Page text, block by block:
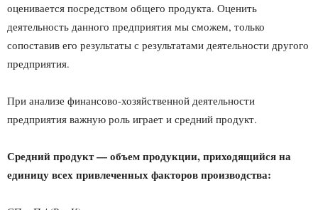
оценивается посредством общего продукта. Оценить
деятельность данного предприятия мы сможем, только
сопоставив его результаты с результатами деятельности другого
предприятия.
При анализе финансово-хозяйственной деятельности
предприятия важную роль играет и средний продукт.
Средний продукт — объем продукции, приходящийся на
единицу всех привлеченных факторов производства: